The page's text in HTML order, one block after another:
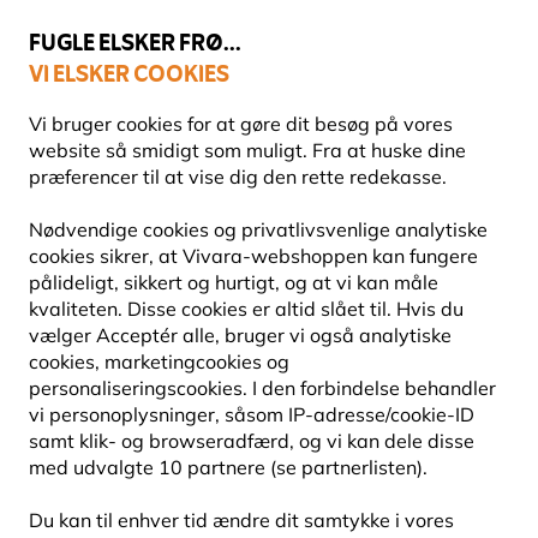
FUGLE ELSKER FRØ...
VI ELSKER COOKIES
Vi bruger cookies for at gøre dit besøg på vores
website så smidigt som muligt. Fra at huske dine
præferencer til at vise dig den rette redekasse.
Nødvendige cookies og privatlivsvenlige analytiske
cookies sikrer, at Vivara-webshoppen kan fungere
pålideligt, sikkert og hurtigt, og at vi kan måle
kvaliteten. Disse cookies er altid slået til. Hvis du
vælger Acceptér alle, bruger vi også analytiske
cookies, marketingcookies og
personaliseringscookies. I den forbindelse behandler
vi personoplysninger, såsom IP-adresse/cookie-ID
samt klik- og browseradfærd, og vi kan dele disse
med udvalgte 10 partnere (se partnerlisten).
Du kan til enhver tid ændre dit samtykke i vores
Topbedømt i 11 lande
Fri fragt over 499 kr.
10% RABAT